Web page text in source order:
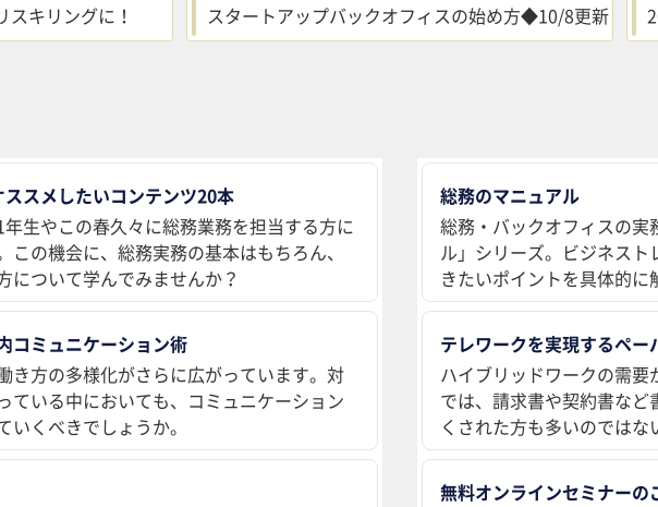
キリングに！ スタートアップバックオフィスの始め方◆10/8更新
ススメしたいコンテンツ20本
年生やこの春久々に総務業務を担当する方に
の機会に、総務実務の基本はもちろん、
について学んでみませんか？
総務のマニュアル
総務・バックオフィスの
ル」シリーズ。ビジネス
きたいポイントを具体的に
ミュニケーション術
き方の多様化がさらに広がっています。対
ている中においても、コミュニケーション
くべきでしょうか。
テレワークを実現するペ
ハイブリッドワークの需
では、請求書や契約書な
くされた方も多いのではな
無料オンラインセミナーの